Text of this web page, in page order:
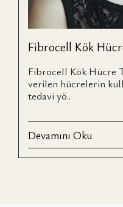
Fibrocell Kök
Fibrocell Kök Hücre
verilen hücrelerin
tedavi yö..
Devamını Oku